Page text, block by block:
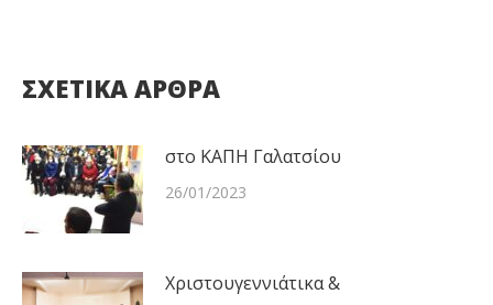
ΣΧΕΤΙΚΑ ΑΡΘΡΑ
στο ΚΑΠΗ Γαλατσίου
26/01/2023
Χριστουγεννιάτικα &